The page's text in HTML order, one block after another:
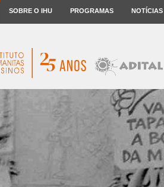
SOBRE O IHU PROGRAMAS NOTÍCIAS